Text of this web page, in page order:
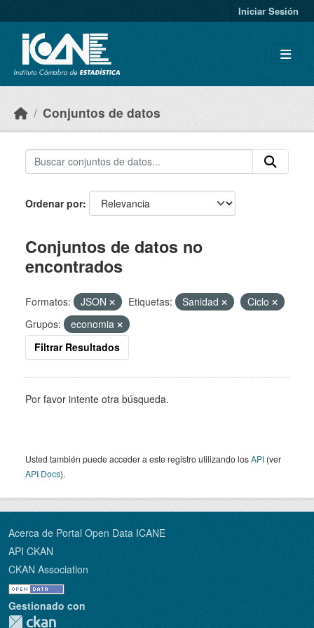
Iniciar Sesión
Conjuntos de datos
Ordenar por
Conjuntos de datos no
encontrados
Formatos: JSON Etiquetas: Sanidad
Ciclo
Grupos:
economia
Filtrar Resultados
Por favor intente otra búsqueda.
Usted también puede acceder a este registro utilizando losAPI (ver
API Docs).
Acerca de Portal Open Data ICANE
API CKAN
CKAN Association
Gestionado con